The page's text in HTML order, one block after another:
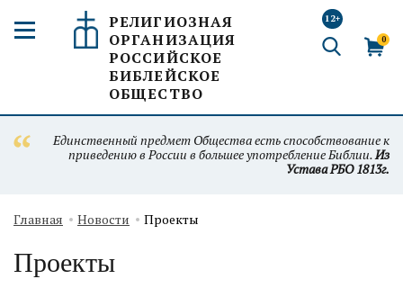
РЕЛИГИОЗНАЯ
ОРГАНИЗАЦИЯ
РОССИЙСКОЕ
БИБЛЕЙСКОЕ
ОБЩЕСТВО
12+
0
Единственный предмет Общества есть способствование к
приведению в России в большее употребление Библии.Из
Устава РБО 1813г.
Главная Новости Проекты
Проекты